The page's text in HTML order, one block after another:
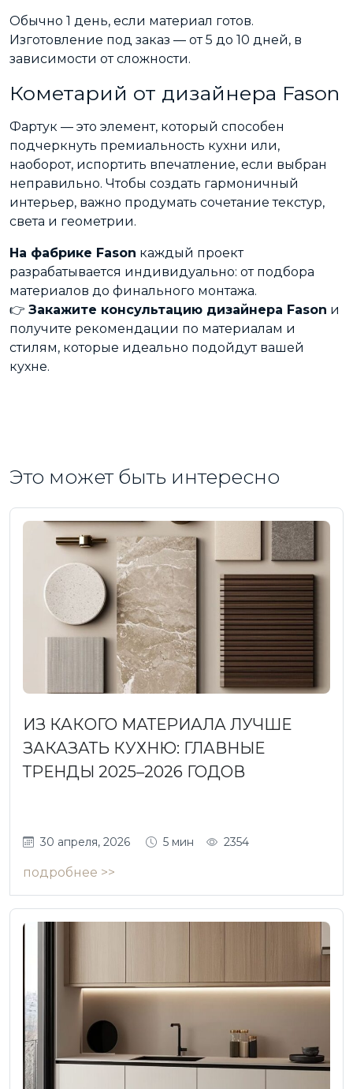
Обычно 1 день, если материал готов.
Изготовление под заказ — от 5 до 10 дней, в
зависимости от сложности.
Кометарий от дизайнера Fason
Фартук — это элемент, который способен
подчеркнуть премиальность кухни или,
наоборот, испортить впечатление, если выбран
неправильно. Чтобы создать гармоничный
интерьер, важно продумать сочетание текстур,
света и геометрии.
На фабрике Fason каждый проект
разрабатывается индивидуально: от подбора
материалов до финального монтажа.
👉 Закажите консультацию дизайнера Fason и
получите рекомендации по материалам и
стилям, которые идеально подойдут вашей
кухне.
Это может быть интересно
ИЗ КАКОГО МАТЕРИАЛА ЛУЧШЕ
ЗАКАЗАТЬ КУХНЮ: ГЛАВНЫЕ
ТРЕНДЫ 2025–2026 ГОДОВ
30 апреля, 2026 5 мин 2354
подробнее >>